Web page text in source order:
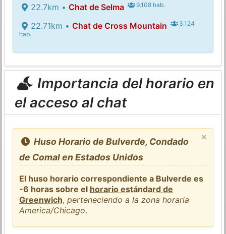
22.7km • Chat de Selma 9.108 hab.
22.71km • Chat de Cross Mountain
3.124
hab.
Importancia del horario en
el acceso al chat
×
Huso Horario de Bulverde, Condado
de Comal en Estados Unidos
El huso horario correspondiente a Bulverde es
-6 horas sobre el horario estándard de
Greenwich,perteneciendo a la zona horaria
America/Chicago.